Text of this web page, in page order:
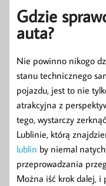
Gdzie
auta?
Nie powinno nikogo
stanu technicznego
pojazdu, jest to nie
atrakcyjna z
tego, wystarczy
Lublinie, którą
lublin by niemal
przeprowadzania
Można iść krok dalej, i